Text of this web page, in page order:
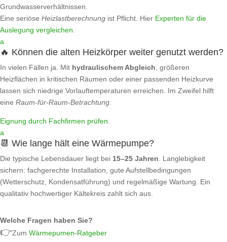
Grundwasserverhältnissen.
Eine seriöse Heizlastberechnung ist Pflicht. Hier Experten für die
Auslegung vergleichen.
a
🔥 Können die alten Heizkörper weiter genutzt werden?
In vielen Fällen ja. Mit hydraulischem Abgleich, größeren
Heizflächen in kritischen Räumen oder einer passenden Heizkurve
lassen sich niedrige Vorlauftemperaturen erreichen. Im Zweifel hilft
eine Raum‑für‑Raum‑Betrachtung.
Eignung durch Fachfirmen prüfen.
a
📆 Wie lange hält eine Wärmepumpe?
Die typische Lebensdauer liegt bei 15–25 Jahren. Langlebigkeit
sichern: fachgerechte Installation, gute Aufstellbedingungen
(Wetterschutz, Kondensatführung) und regelmäßige Wartung. Ein
qualitativ hochwertiger Kältekreis zahlt sich aus.
Welche Fragen haben Sie?
👉Zum Wärmepumen-Ratgeber